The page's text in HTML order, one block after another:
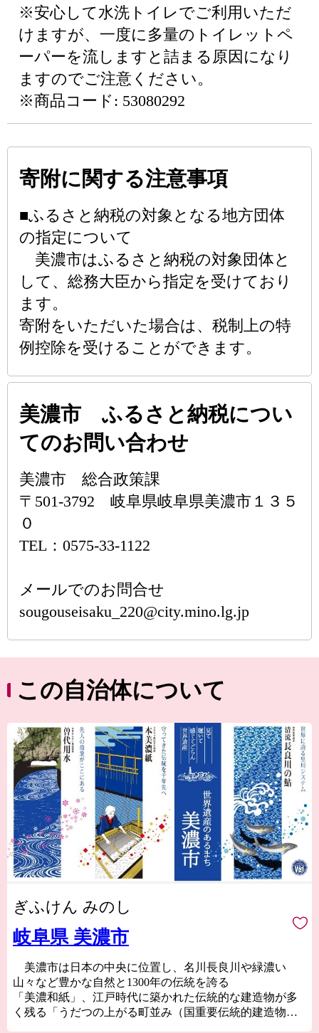
※安心して水洗トイレでご利用いただ
けますが、一度に多量のトイレットペ
ーパーを流しますと詰まる原因になり
ますのでご注意ください。
※商品コード: 53080292
寄附に関する注意事項
■ふるさと納税の対象となる地方団体
の指定について
美濃市はふるさと納税の対象団体と
して、総務大臣から指定を受けており
ます。
寄附をいただいた場合は、税制上の特
例控除を受けることができます。
美濃市 ふるさと納税につい
てのお問い合わせ
美濃市 総合政策課
〒501-3792 岐阜県岐阜県美濃市１３５
０
TEL：0575-33-1122
メールでのお問合せ
sougouseisaku_220@city.mino.lg.jp
この自治体について
ぎふけん みのし
岐阜県 美濃市
美濃市は日本の中央に位置し、名川長良川や緑濃い
山々など豊かな自然と1300年の伝統を誇る
「美濃和紙」、江戸時代に築かれた伝統的な建造物が多
く残る「うだつの上がる町並み（国重要伝統的建造物群